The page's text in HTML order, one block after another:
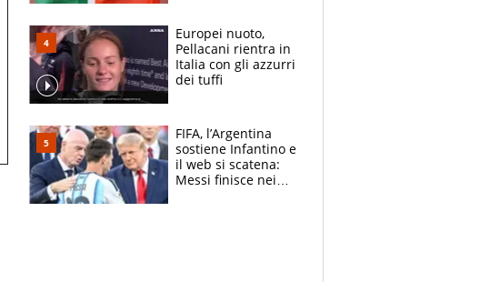
E svela la sorpresa
agli Europei
Europei nuoto,
Pellacani rientra in
Italia con gli azzurri
dei tuffi
FIFA, l’Argentina
sostiene Infantino e
il web si scatena:
Messi finisce nei